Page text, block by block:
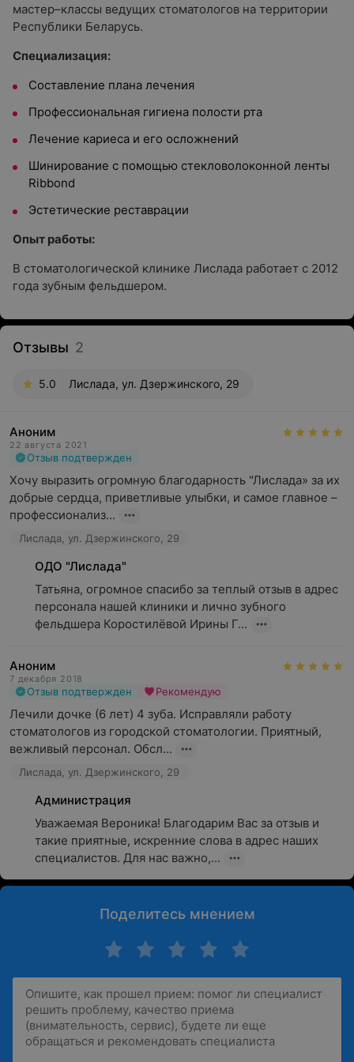
мастер–классы ведущих стоматологов на территории
Республики Беларусь.
Специализация:
Составление плана лечения
Профессиональная гигиена полости рта
Лечение кариеса и его осложнений
Шинирование с помощью стекловолоконной ленты
Ribbond
Эстетические реставрации
Опыт работы:
В стоматологической клинике Лислада работает с 2012
года зубным фельдшером.
Отзывы 2
5.0 Лислада, ул. Дзержинского, 29
Аноним
22 августа 2021
Отзыв подтвержден
Хочу выразить огромную благодарность "Лислада» за их
добрые сердца, приветливые улыбки, и самое главное –
профессионализ...
Лислада, ул. Дзержинского, 29
ОДО "Лислада"
Татьяна, огромное спасибо за теплый отзыв в адрес
персонала нашей клиники и лично зубного
фельдшера Коростилёвой Ирины Г...
Аноним
7 декабря 2018
Отзыв подтвержден Рекомендую
Лечили дочке (6 лет) 4 зуба. Исправляли работу
стоматологов из городской стоматологии. Приятный,
вежливый персонал. Обсл...
Лислада, ул. Дзержинского, 29
Администрация
Уважаемая Вероника! Благодарим Вас за отзыв и
такие приятные, искренние слова в адрес наших
специалистов. Для нас важно,...
Поделитесь мнением